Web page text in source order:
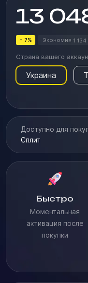
13
- 7% Экономия 1 134
Страна вашего
Украина
Доступно для
Сплит
Быстро
Моментальная
активация после
покупки